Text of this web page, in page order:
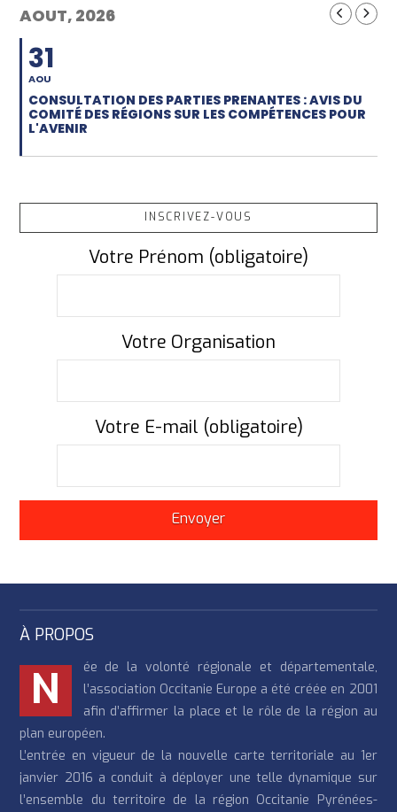
AOUT, 2026
31
AOU
CONSULTATION DES PARTIES PRENANTES : AVIS DU
COMITÉ DES RÉGIONS SUR LES COMPÉTENCES POUR
L'AVENIR
INSCRIVEZ-VOUS
Votre Prénom (obligatoire)
Votre Organisation
Votre E-mail (obligatoire)
À PROPOS
N
ée de la volonté régionale et départementale,
l’association Occitanie Europe a été créée en 2001
afin d’affirmer la place et le rôle de la région au
plan européen.
L’entrée en vigueur de la nouvelle carte territoriale au 1er
janvier 2016 a conduit à déployer une telle dynamique sur
l’ensemble du territoire de la région Occitanie Pyrénées-